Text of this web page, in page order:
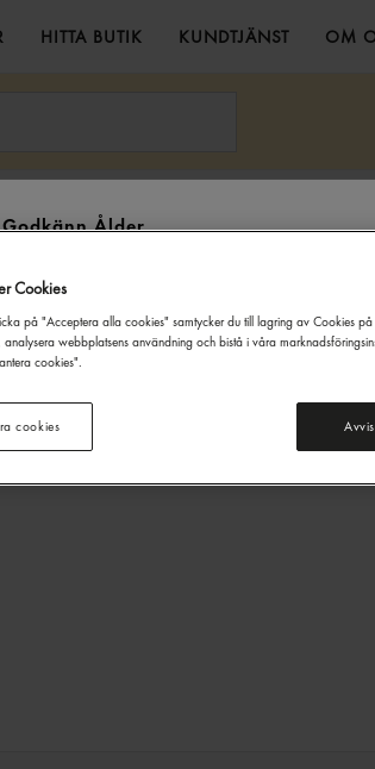
HITTA BUTIK KUNDTJÄNST OM
Godkänn Ålder
och besök på denna webbplats måste du vara 20
JAG ÄR UNDER 20 ÅR JAG ÄR 20 ÅR
Cookies
på "Acceptera alla cookies" samtycker du till lagring av Cookies
analysera webbplatsens användning och bistå i våra
cookies".
cookies